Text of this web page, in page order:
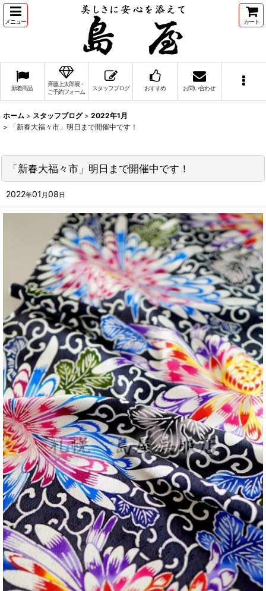
メニュー カート
新着商品
斉藤上太郎展・
ご予約フォーム
スタッフブログ おすすめ お問い合わせ
ホーム > スタッフブログ > 2022年1月
>
「新春大福々市」明日まで開催中です！
「新春大福々市」明日まで開催中です！
2022年01 月08日